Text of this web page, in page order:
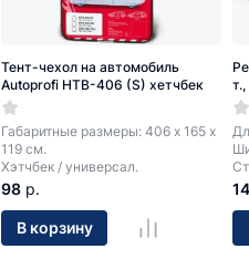
Тент-чехол на автомобиль
Autoprofi HTB-406 (S) хетчбек
Габаритные размеры: 406 х 165 х
119 см.
Хэтчбек / универсал.
98 р.
В корзину
14